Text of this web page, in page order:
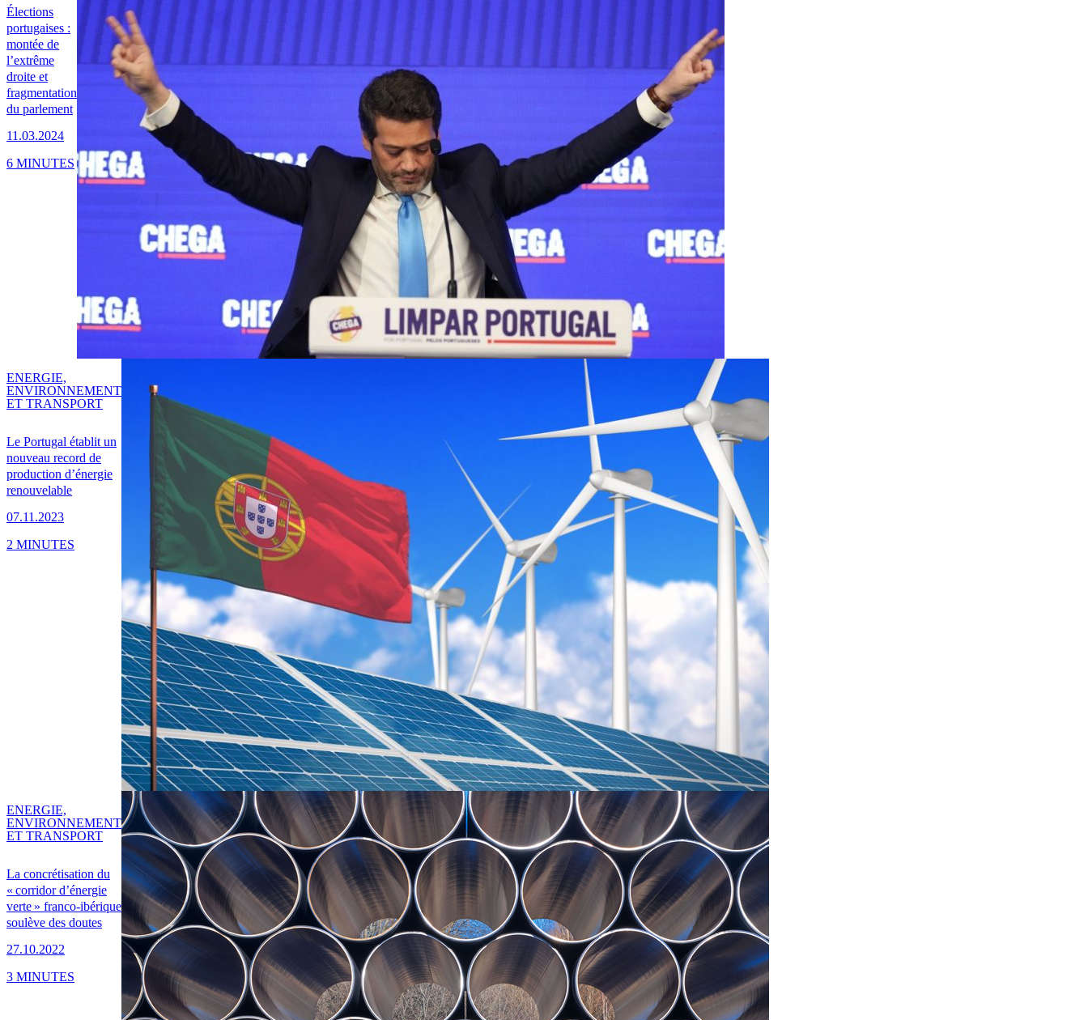
Élections
portugaises :
montée de
l’extrême
droite et
fragmentation
du parlement
11.03.2024
6 MINUTES
Le Portugal établit un
nouveau record de
production d’énergie
renouvelable
07.11.2023
ENERGIE,
ENVIRONNEMENT
ET TRANSPORT
2 MINUTES
La concrétisation du
« corridor d’énergie
verte » franco-ibérique
soulève des doutes
27.10.2022
ENERGIE,
ENVIRONNEMENT
ET TRANSPORT
3 MINUTES